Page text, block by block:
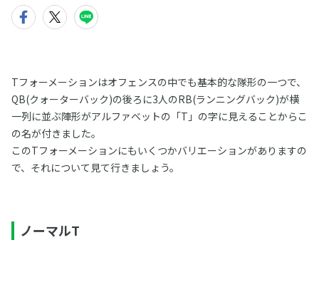
Tフォーメーションはオフェンスの中でも基本的な隊形の一つで、
QB(クォーターバック)の後ろに3人のRB(ランニングバック)が横
一列に並ぶ陣形がアルファベットの「T」の字に見えることからこ
の名が付きました。
このTフォーメーションにもいくつかバリエーションがありますの
で、それについて見て行きましょう。
ノーマルT